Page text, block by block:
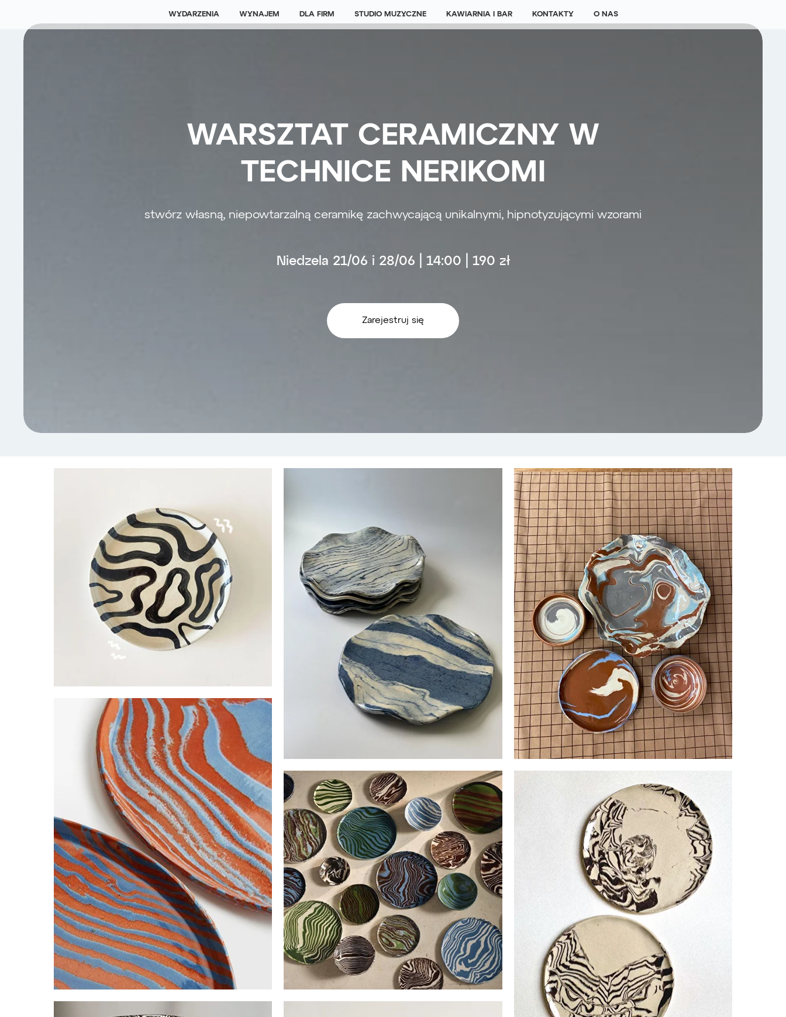
WYDARZENIA WYNAJEM DLA FIRM STUDIO MUZYCZNE KAWIARNIA I BAR KONTAKTY O NAS
WARSZTAT CERAMICZNY W
TECHNICE NERIKOMI
stwórz własną, niepowtarzalną ceramikę zachwycającą unikalnymi, hipnotyzującymi wzorami
Niedzela 21/06 i 28/06 | 14:00 | 190 zł
Zarejestruj się